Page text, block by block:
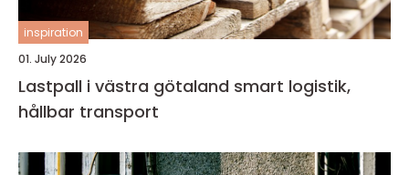
inspiration
01. July 2026
Lastpall i västra götaland smart logistik,
hållbar transport